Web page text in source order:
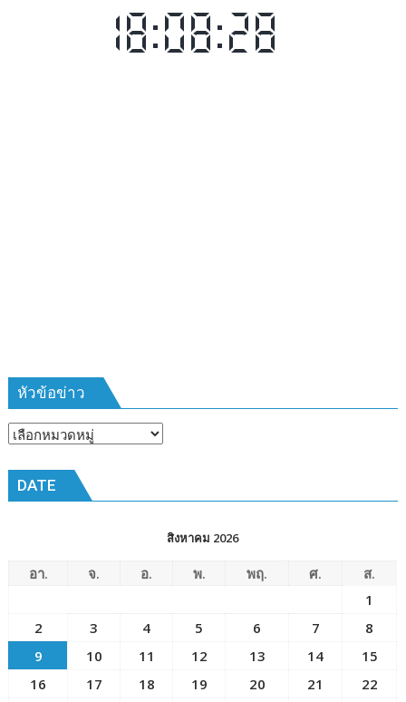
เปิด
รับ
๒๕๖๙
หัวข้อข่าว
หัวข้อ
DATE
สิงหาคม 2026
อา. จ. อ. พ. พฤ. ศ.
ส.
1
2
3 4 5 6 7
8
9
10 11 12 13 14
15
16
17 18 19 20 21
22